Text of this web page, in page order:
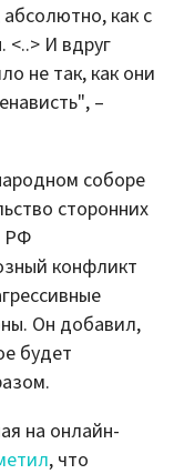
как с
И вдруг
не так, как они
–
соборе
сторонних
РФ
конфликт
Он добавил,
будет
на онлайн-
, что